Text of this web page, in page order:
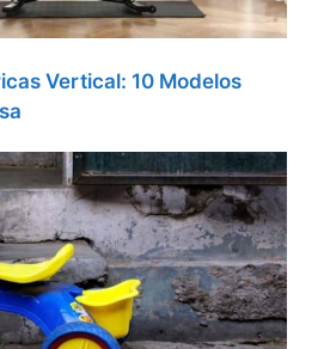
Vertical: 10 Modelos